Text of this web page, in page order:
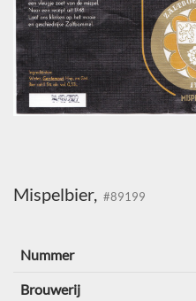
Mispelbier, #89199
Nummer
Brouwerij